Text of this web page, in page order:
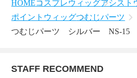
HOMEコスプレウィッグアシスト
ポイントウィッグつむじパーツ
つむじパーツ シルバー NS-15
STAFF RECOMMEND